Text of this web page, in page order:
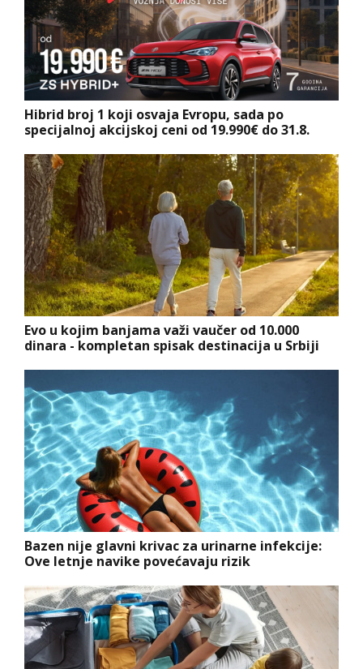
Hibrid broj 1 koji osvaja Evropu, sada po
specijalnoj akcijskoj ceni od 19.990€ do 31.8.
Evo u kojim banjama važi vaučer od 10.000
dinara - kompletan spisak destinacija u Srbiji
Bazen nije glavni krivac za urinarne infekcije:
Ove letnje navike povećavaju rizik